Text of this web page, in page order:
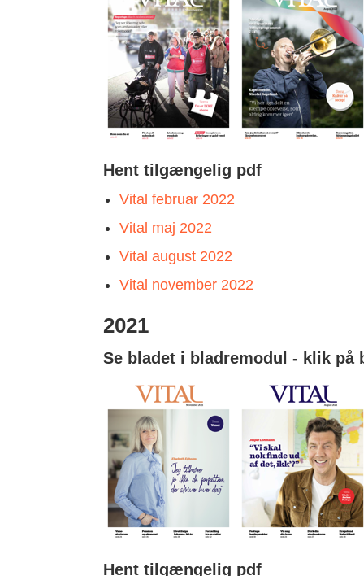
Hent tilgængelig pdf
Vital februar 2022
Vital maj 2022
Vital august 2022
Vital november 2022
2021
Se bladet i bladremodul - klik på
Hent tilgængelig pdf